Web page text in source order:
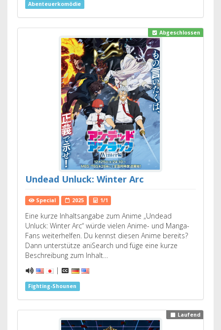
Abenteuerkomödie
Abgeschlossen
Undead Unluck: Winter Arc
Special 2025 1/1
Eine kurze Inhaltsangabe zum Anime „Undead
Unluck: Winter Arc“ würde vielen Anime- und Manga-
Fans weiterhelfen. Du kennst diesen Anime bereits?
Dann unterstütze aniSearch und füge eine kurze
Beschreibung zum Inhalt…
|
Fighting-Shounen
Laufend